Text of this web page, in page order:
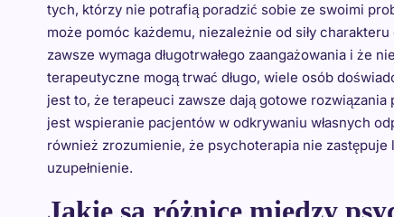
tych, którzy nie potrafią poradzić sobie ze swoimi
może pomóc każdemu, niezależnie od siły
zawsze wymaga długotrwałego zaangażowania i że
terapeutyczne mogą trwać długo, wiele osób
jest to, że terapeuci zawsze dają gotowe
jest wspieranie pacjentów w odkrywaniu własnych
również zrozumienie, że psychoterapia nie
uzupełnienie.